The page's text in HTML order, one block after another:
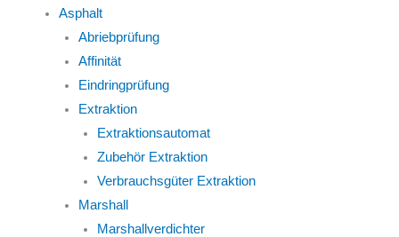
Asphalt
Abriebprüfung
Affinität
Eindringprüfung
Extraktion
Extraktionsautomat
Zubehör Extraktion
Verbrauchsgüter Extraktion
Marshall
Marshallverdichter